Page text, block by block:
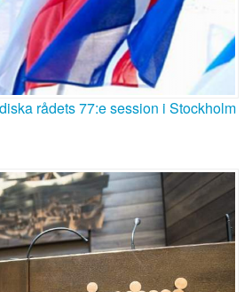
rådets 77:e session i Stockholm